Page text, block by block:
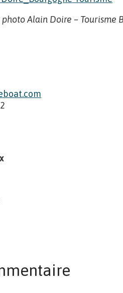
photo Alain Doire – Tourisme